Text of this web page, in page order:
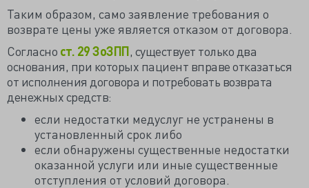
Таким образом, само заявление требования о
возврате цены уже является отказом от договора.
Согласно ст. 29 ЗоЗПП, существует только два
основания, при которых пациент вправе отказаться
от исполнения договора и потребовать возврата
денежных средств:
если недостатки медуслуг не устранены в
установленный срок либо
если обнаружены существенные недостатки
оказанной услуги или иные существенные
отступления от условий договора.